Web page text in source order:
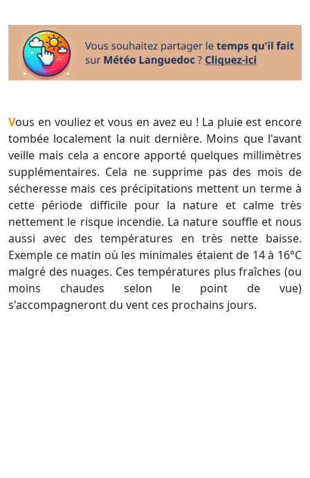
Vous en vouliez et vous en avez eu ! La pluie est encore
tombée localement la nuit dernière. Moins que l'avant
veille mais cela a encore apporté quelques millimètres
supplémentaires. Cela ne supprime pas des mois de
sécheresse mais ces précipitations mettent un terme à
cette période difficile pour la nature et calme très
nettement le risque incendie. La nature souffle et nous
aussi avec des températures en très nette baisse.
Exemple ce matin où les minimales étaient de 14 à 16°C
malgré des nuages. Ces températures plus fraîches (ou
moins chaudes selon le point de vue)
s'accompagneront du vent ces prochains jours.